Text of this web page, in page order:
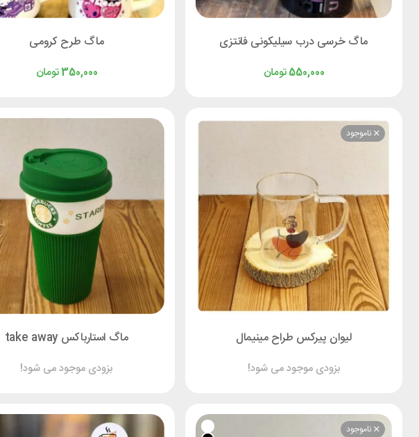
ماگ خرسی درب سیلیکونی فانتزی
تومان550,000
ماگ طرح کرومی
تومان350,000
ناموجود
لیوان پیرکس طراح مینیمال
بزودی موجود می شود!
ماگ استارباکس take away
بزودی موجود می شود!
ناموجود